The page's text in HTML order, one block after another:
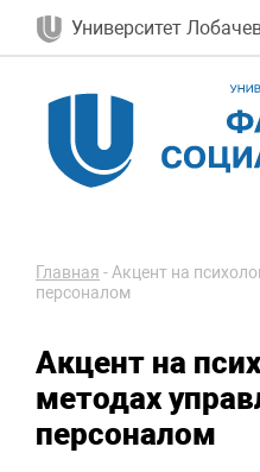
Университет
Главная -Акцент на
персоналом
Акцент на
методах
персоналом